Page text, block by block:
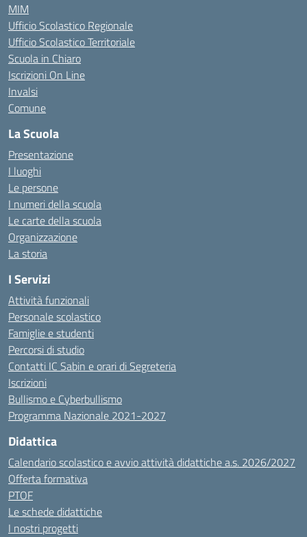
MIM
Ufficio Scolastico Regionale
Ufficio Scolastico Territoriale
Scuola in Chiaro
Iscrizioni On Line
Invalsi
Comune
La Scuola
Presentazione
I luoghi
Le persone
I numeri della scuola
Le carte della scuola
Organizzazione
La storia
I Servizi
Attività funzionali
Personale scolastico
Famiglie e studenti
Percorsi di studio
Contatti IC Sabin e orari di Segreteria
Iscrizioni
Bullismo e Cyberbullismo
Programma Nazionale 2021-2027
Didattica
Calendario scolastico e avvio attività didattiche a.s. 2026/2027
Offerta formativa
PTOF
Le schede didattiche
I nostri progetti